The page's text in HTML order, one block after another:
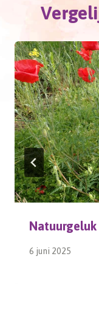
Natuurgeluk
6 juni 2025